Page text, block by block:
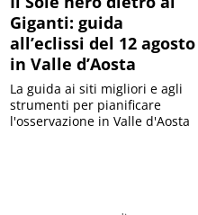
Giganti: guida
all’eclissi del 12 agosto
in Valle d’Aosta
La guida ai siti migliori e agli
strumenti per pianificare
l'osservazione in Valle d'Aosta